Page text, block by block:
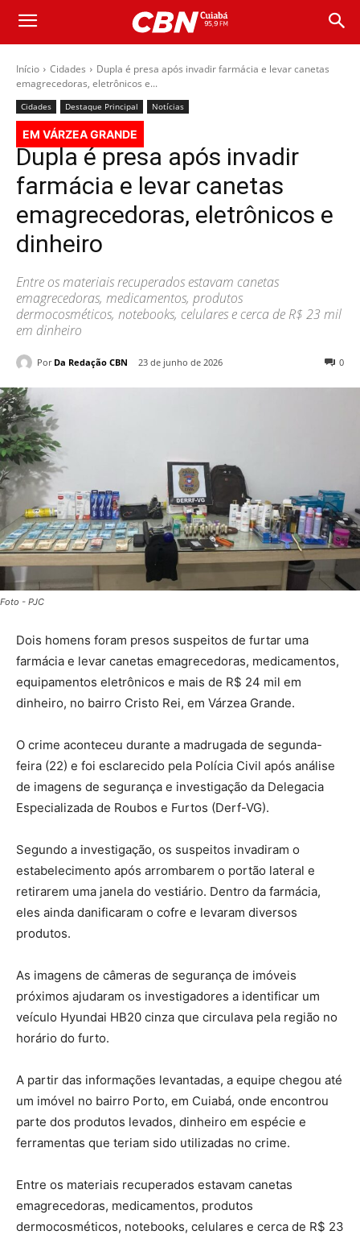
Início Cidades
Dupla é presa após invadir farmácia e levar canetas
emagrecedoras, eletrônicos e...
Cidades Destaque Principal Notícias
EM VÁRZEA GRANDE
Dupla é presa após invadir
farmácia e levar canetas
emagrecedoras, eletrônicos e
dinheiro
Entre os materiais recuperados estavam canetas
emagrecedoras, medicamentos, produtos
dermocosméticos, notebooks, celulares e cerca de R$ 23 mil
em dinheiro
Por Da Redação CBN 23 de junho de 2026 0
Foto - PJC
Dois homens foram presos suspeitos de furtar uma
farmácia e levar canetas emagrecedoras, medicamentos,
equipamentos eletrônicos e mais de R$ 24 mil em
dinheiro, no bairro Cristo Rei, em Várzea Grande.
O crime aconteceu durante a madrugada de segunda-
feira (22) e foi esclarecido pela Polícia Civil após análise
de imagens de segurança e investigação da Delegacia
Especializada de Roubos e Furtos (Derf-VG).
Segundo a investigação, os suspeitos invadiram o
estabelecimento após arrombarem o portão lateral e
retirarem uma janela do vestiário. Dentro da farmácia,
eles ainda danificaram o cofre e levaram diversos
produtos.
As imagens de câmeras de segurança de imóveis
próximos ajudaram os investigadores a identificar um
veículo Hyundai HB20 cinza que circulava pela região no
horário do furto.
A partir das informações levantadas, a equipe chegou até
um imóvel no bairro Porto, em Cuiabá, onde encontrou
parte dos produtos levados, dinheiro em espécie e
ferramentas que teriam sido utilizadas no crime.
Entre os materiais recuperados estavam canetas
emagrecedoras, medicamentos, produtos
dermocosméticos, notebooks, celulares e cerca de R$ 23